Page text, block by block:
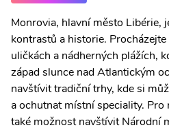
Monrovia, hlavní město Libérie,
kontrastů a historie.
uličkách a nádherných plážích,
západ slunce nad Atlantickým
navštívit tradiční trhy, kde si
a ochutnat místní speciality.
také možnost navštívit Národní